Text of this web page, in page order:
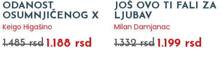
ODANOST
OSUMNJIČENOG X
Keigo Higašino
1.485 rsd 1.188 rsd
JOŠ OVO TI FALI ZA
LJUBAV
Milan Damjanac
1.332 rsd 1.199 rsd